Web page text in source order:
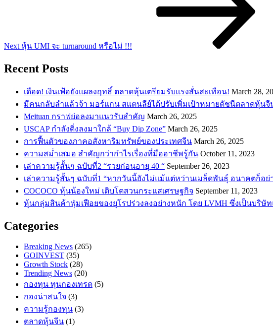
Next หุ้น UMI จะ turnaround หรือไม่ !!!
Recent Posts
เดือด! เงินเฟ้อยังแผลงฤทธิ์ ตลาดหุ้นเตรียมรับแรงสั่นสะเทือน! March 28,
มีคนกลับลำแล้วจ้า มอร์แกน สแตนลีย์ได้ปรับเพิ่มเป้าหมายดัชนีตลาดหุ้นจี
Meituan กราฟย่อลงมาแนวรับสำคัญ March 26, 2025
USCAP กำลังดิ่งลงมาใกล้ “Buy Dip Zone” March 26, 2025
การฟื้นตัวของภาคอสังหาริมทรัพย์ของประเทศจีน March 26, 2025
ความสม่ำเสมอ สำคัญกว่ากำไรเรื่องที่มืออาชีพรู้กัน October 11, 2023
เล่าความรู้สั้นๆ ฉบับที่2 “รวยก่อนอายุ 40 “ September 26, 2023
เล่าความรู้สั้นๆ ฉบับที่1 “หากวันนี้ยังไม่แม้แต่หว่านเมล็ดพันธ์ุ อนาคตก็อย่
COCOCO หุ้นน้องใหม่ เติบโตสวนกระแสเศรษฐกิจ September 11, 2023
หุ้นกลุ่มสินค้าฟุ่มเฟือยของยุโรปร่วงลงอย่างหนัก โดย LVMH ซึ่งเป็นบริษัท
Categories
Breaking News (265)
GOINVEST (35)
Growth Stock (28)
Trending News (20)
กองทุน ทุนกองเทรด (5)
กองน่าสนใจ (3)
ความรู้กองทุน (3)
ตลาดหุ้นจีน (1)